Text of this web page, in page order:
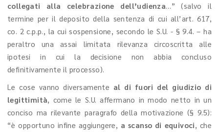
collegati alla celebrazione dell’udienza…” (salvo il
termine per il deposito della sentenza di cui all’art. 617,
co. 2 c.p.p., la cui sospensione, secondo le S.U. - § 9.4. – ha
peraltro una assai limitata rilevanza circoscritta alle
ipotesi in cui la decisione non abbia concluso
definitivamente il processo).
Le cose vanno diversamente al di fuori del giudizio di
legittimità, come le S.U. affermano in modo netto in un
conciso ma rilevante paragrafo della motivazione (§ 9.5):
“è opportuno infine aggiungere, a scanso di equivoci, che